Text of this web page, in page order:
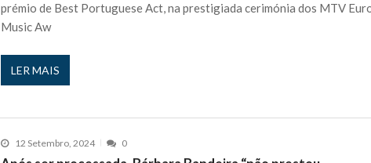
prémio de Best Portuguese Act, na prestigiada cerimónia dos MTV
Music Aw
LER MAIS
12 Setembro, 2024 0